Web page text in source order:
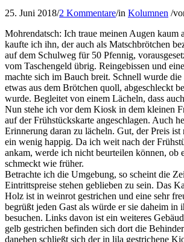
25. Juni 2018/2 Kommentare/in Kolumnen /
Mohrendatsch: Ich traue meinen Augen kaum
kaufte ich ihn, der auch als Matschbrötchen
auf dem Schulweg für 50 Pfennig,
vom Taschengeld übrig. Reingebissen und
machte sich im Bauch breit. Schnell wurde die
etwas aus dem Brötchen quoll, abgeschleckt
wurde. Begleitet von einem Lächeln, dass
Nun stehe ich vor dem Kiosk in dem kleinen
auf der Frühstückskarte angeschlagen. Auch
Erinnerung daran zu lächeln. Gut, der Preis
ein wenig happig. Da ich weit nach der
ankam, werde ich nicht beurteilen können, ob
schmeckt wie früher.
Betrachte ich die Umgebung, so scheint die
Eintrittspreise stehen geblieben zu sein. Das
Holz ist in weinrot gestrichen und eine sehr
begrüßt jeden Gast als würde er sie daheim in
besuchen. Links davon ist ein weiteres
gelb gestrichen befinden sich dort die
daneben schließt sich der in lila gestrichene